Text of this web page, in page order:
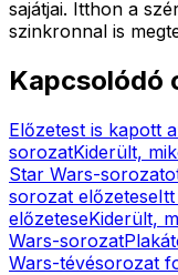
sajátjai. Itthon a
szinkronnal is
Kapcsolódó
Előzetest is kapott
sorozatKiderült,
Star Wars-
sorozat előzetese
előzeteseKiderült,
Wars-sorozat
Wars-tévésorozat